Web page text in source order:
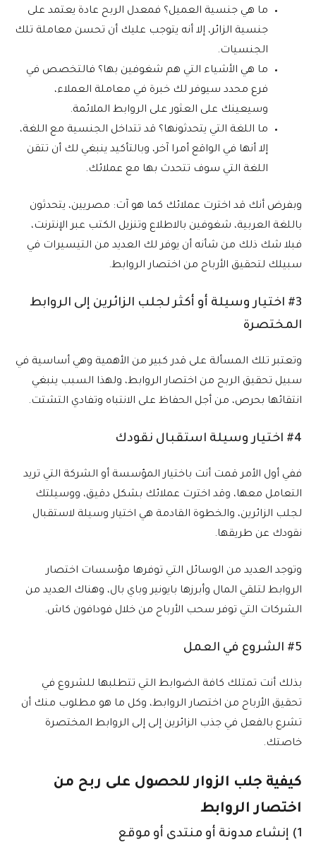
ما هي جنسية العميل؟ فمعدل الربح عادة يعتمد على
جنسية الزائر، إلا أنه يتوجب عليك أن تحسن معاملة تلك
الجنسيات.
ما هي الأشياء التي هم شغوفين بها؟ فالتخصص في
فرع محدد سيوفر لك خبرة في معاملة العملاء،
وسيعينك على العثور على الروابط الملائمة.
ما اللغة التي يتحدثونها؟ قد تتداخل الجنسية مع اللغة،
إلا أنها في الواقع أمرا آخر، وبالتأكيد ينبغي لك أن تتقن
اللغة التي سوف تتحدث بها مع عملائك.
وبفرض أنك قد اخترت عملائك كما هو آت: مصريين، يتحدثون
باللغة العربية، شغوفين بالاطلاع وتنزيل الكتب عبر الإنترنت،
فبلا شك ذلك من شأنه أن يوفر لك العديد من التيسيرات في
سبيلك لتحقيق الأرباح من اختصار الروابط.
#3 اختيار وسيلة أو أكثر لجلب الزائرين إلى الروابط
المختصرة
وتعتبر تلك المسألة على قدر كبير من الأهمية وهي أساسية في
سبيل تحقيق الربح من اختصار الروابط، ولهذا السبب ينبغي
انتقائها بحرص، من أجل الحفاظ على الانتباه وتفادي التشتت.
#4 اختيار وسيلة استقبال نقودك
ففي أول الأمر قمت أنت باختيار المؤسسة أو الشركة التي تريد
التعامل معها، وقد اخترت عملائك بشكل دقيق، ووسيلتك
لجلب الزائرين، والخطوة القادمة هي اختيار وسيلة لاستقبال
نقودك عن طريقها.
وتوجد العديد من الوسائل التي توفرها مؤسسات اختصار
الروابط لتلقي المال وأبرزها بايونير وباي بال، وهناك العديد من
الشركات التي توفر سحب الأرباح من خلال فودافون كاش.
#5 الشروع في العمل
بذلك أنت تمتلك كافة الضوابط التي تتطلبها للشروع في
تحقيق الأرباح من اختصار الروابط، وكل ما هو مطلوب منك أن
تشرع بالفعل في جذب الزائرين إلى إلى الروابط المختصرة
خاصتك.
كيفية جلب الزوار للحصول على ربح من
اختصار الروابط
1) إنشاء مدونة أو منتدى أو موقع